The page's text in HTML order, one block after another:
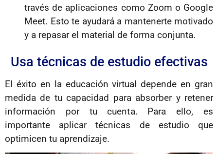
través de aplicaciones como Zoom o Google
Meet. Esto te ayudará a mantenerte motivado
y a repasar el material de forma conjunta.
Usa técnicas de estudio efectivas
El éxito en la educación virtual depende en gran
medida de tu capacidad para absorber y retener
información por tu cuenta. Para ello, es
importante aplicar técnicas de estudio que
optimicen tu aprendizaje.